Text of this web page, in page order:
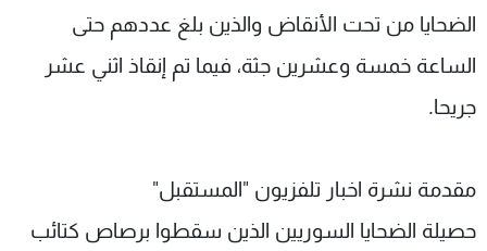
الضحايا من تحت الأنقاض والذين بلغ عددهم حتى
الساعة خمسة وعشرين جثة، فيما تم إنقاذ اثني عشر
جريحا.
مقدمة نشرة اخبار تلفزيون "المستقبل"
حصيلة الضحايا السوريين الذين سقطوا برصاص كتائب